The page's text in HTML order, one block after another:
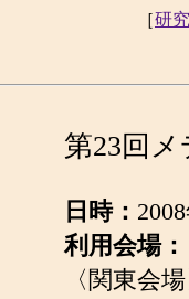
［研
第23回
日時：
利用会場：
〈関東会